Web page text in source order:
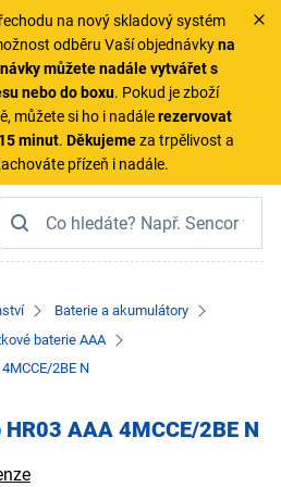
na nový skladový systém
odběru Vaší objednávkyna
můžete nadále vytvářet s
nebo do boxu. Pokud je zboží
můžete si ho i nadálerezervovat
minut. Děkujemeza trpělivost a
přízeň i nadále.
Baterie a akumulátory
baterie AAA
2BE N
AAA 4MCCE/2BE N